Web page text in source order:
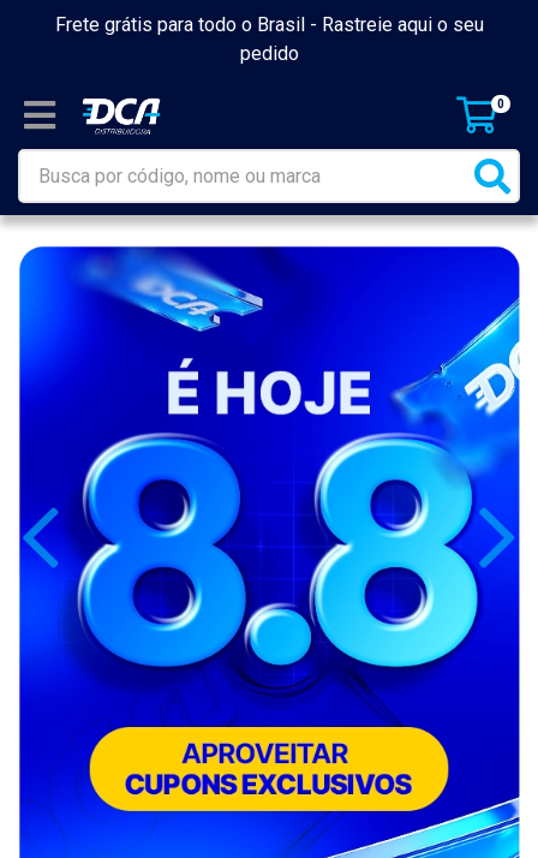
Frete grátis para todo o Brasil - Rastreie aqui o seu
pedido
0